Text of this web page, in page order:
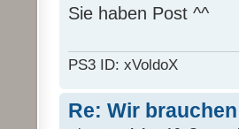
Sie haben Post ^^
PS3 ID: xVoldoX
Re: Wir